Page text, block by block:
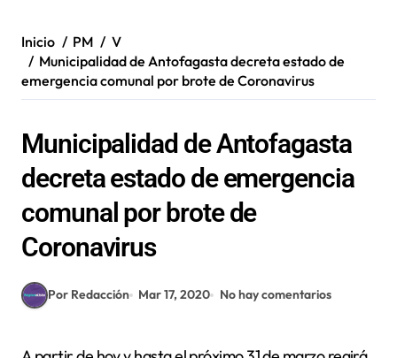
Inicio PM
V
Municipalidad de Antofagasta decreta estado de
emergencia comunal por brote de Coronavirus
Municipalidad de Antofagasta
decreta estado de emergencia
comunal por brote de
Coronavirus
Por Redacción Mar 17, 2020 No hay comentarios